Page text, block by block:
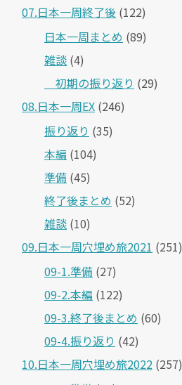
07.日本一周終了後 (122)
日本一周まとめ (89)
雑談 (4)
＿初期の振り返り (29)
08.日本一周EX (246)
振り返り (35)
本編 (104)
準備 (45)
終了後まとめ (52)
雑談 (10)
09.日本一周穴埋め旅2021 (251)
09-1.準備 (27)
09-2.本編 (122)
09-3.終了後まとめ (60)
09-4.振り返り (42)
10.日本一周穴埋め旅2022 (257)